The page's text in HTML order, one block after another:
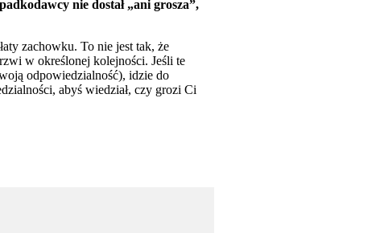
nie dostał „ani grosza”,
zachowku. To nie jest tak, że
w określonej kolejności. Jeśli te
odpowiedzialność), idzie do
abyś wiedział, czy grozi Ci